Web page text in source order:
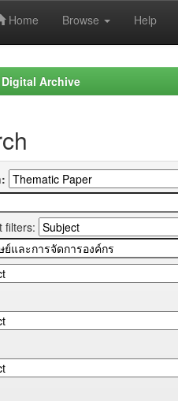
Home Browse Help
Digital Archive
filters: